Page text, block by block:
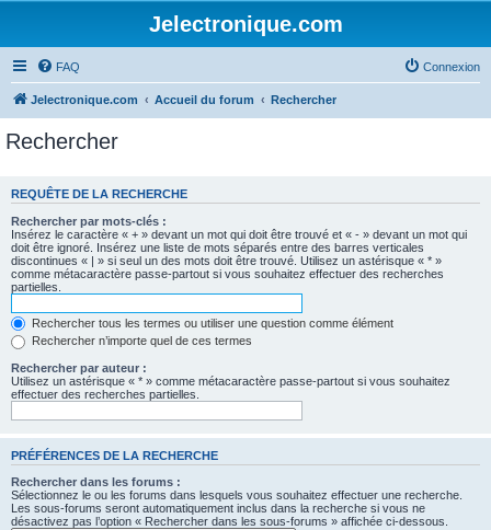
Jelectronique.com
FAQ Connexion
Jelectronique.com Accueil du forum Rechercher
Rechercher
REQUÊTE DE LA RECHERCHE
Rechercher par mots-clés :
Insérez le caractère « + » devant un mot qui doit être trouvé et « - » devant un mot qui
doit être ignoré. Insérez une liste de mots séparés entre des barres verticales
discontinues « | » si seul un des mots doit être trouvé. Utilisez un astérisque « * »
comme métacaractère passe-partout si vous souhaitez effectuer des recherches
partielles.
Rechercher tous les termes ou utiliser une question comme élément
Rechercher n’importe quel de ces termes
Rechercher par auteur :
Utilisez un astérisque « * » comme métacaractère passe-partout si vous souhaitez
effectuer des recherches partielles.
PRÉFÉRENCES DE LA RECHERCHE
Rechercher dans les forums :
Sélectionnez le ou les forums dans lesquels vous souhaitez effectuer une recherche.
Les sous-forums seront automatiquement inclus dans la recherche si vous ne
désactivez pas l’option « Rechercher dans les sous-forums » affichée ci-dessous.